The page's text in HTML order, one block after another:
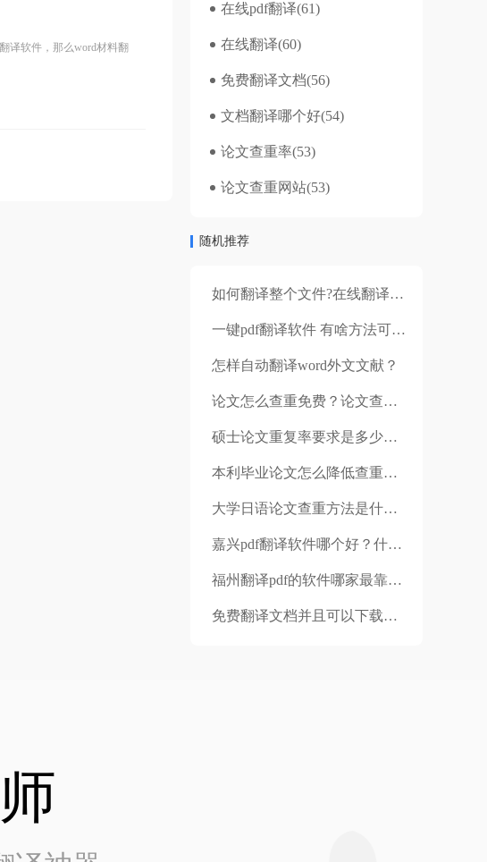
译软件，那么word材料翻
在线pdf翻译(61)
在线翻译(60)
免费翻译文档(56)
文档翻译哪个好(54)
论文查重率(53)
论文查重网站(53)
随机推荐
如何翻译整个文件?在线翻译文档小秘诀来啦~
一键pdf翻译软件 有啥方法可以一键翻译pdf文档？
怎样自动翻译word外文文献？
论文怎么查重免费？论文查重软件哪个好？
硕士论文重复率要求是多少？找查重软件的时候应该注意哪些问题？
本利毕业论文怎么降低查重率？查重率保持多少合适？
大学日语论文查重方法是什么？查重六大误区是什么？
嘉兴pdf翻译软件哪个好？什么样的翻译公司更适合自己呢？
福州翻译pdf的软件哪家最靠谱？翻译方法是什么？
免费翻译文档并且可以下载的软件用哪个？在线翻译好用吗？